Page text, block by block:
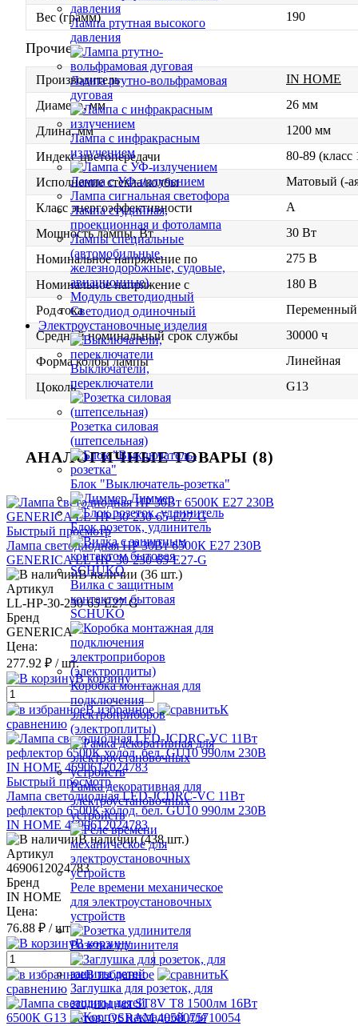
Лампа ртутная высокого
давления
Лампа ртутно-вольфрамовая
дуговая
Лампа с инфракрасным
излучением
Лампа с УФ-излучением
Лампа сигнальная светофора
Лампа студийная,
проекционная и фотолампа
Лампы специальные
(автомобильные,
железнодорожные, судовые,
авиационные)
Модуль светодиодный
Светодиод одиночный
Электроустановочные изделия
Выключатели,
переключатели
Розетка силовая
(штепсельная)
Блок "Выключатель-розетка"
Диммер
Блок розеток, удлинитель
Вилка с защитным
контактом бытовая
SCHUKO
Коробка монтажная для
подключения
электроприборов
(электроплиты)
Рамка декоративная для
электроустановочных
устройств
Реле времени механическое
для электроустановочных
устройств
Розетка удлинителя
Заглушка для розеток, для
защиты детей
Вес (грамм)
190
Прочие
Производитель
IN HOME
Диаметр, мм
26 мм
Длина, мм
1200 мм
Индекс цветопередачи
80-89 (класс
Исполнение стекла/колбы
Матовый (-
Класс энергоэффективности
A
Мощность лампы, Вт
30 Вт
Номинальное напряжение по
275 В
Номинальное напряжение с
180 В
Род тока
Средний номинальный срок службы
30000 ч
Форма колбы лампы
Линейная
Цоколь
G13
АНАЛОГИЧНЫЕ ТОВАРЫ (8)
Быстрый просмотр
Лампа светодиодная HP 30Вт 6500К E27 230В
GENERICA LL-HP-30-230-65-E27-G
В наличии (36 шт.)
Артикул
LL-HP-30-230-65-E27-G
Бренд
GENERICA
Цена:
277.92 ₽ / шт.
В корзину
В избранное
К
сравнению
Быстрый просмотр
Лампа светодиодная LED-JCDRC-VC 11Вт
рефлектор 6500К холод. бел. GU10 990лм 230В
IN HOME 4690612024783
В наличии (438 шт.)
Артикул
4690612024783
Бренд
IN HOME
Цена:
76.88 ₽ / шт.
В корзину
В избранное
К
сравнению